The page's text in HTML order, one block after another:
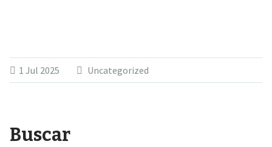
1 Jul 2025 Uncategorized
Buscar